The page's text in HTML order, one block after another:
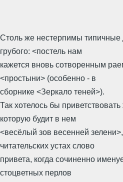
Столь же нестерпимы типичные
грубого: <постель нам
кажется вновь сотворенным
<простыни> (особенно - в
сборнике <Зеркало теней>).
Так хотелось бы
которую будит в нем
<весёлый зов весенней
читательских устах слово
привета, когда сочиненно
стоцветных перлов